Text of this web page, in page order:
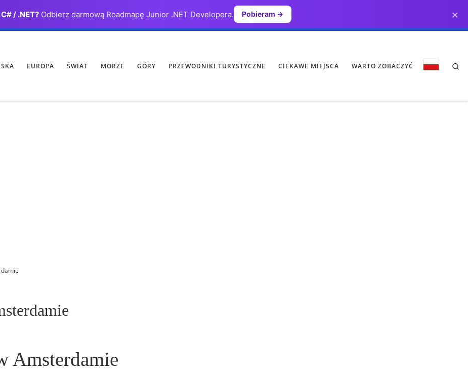
/ .NET?Odbierz darmową Roadmapę Junior .NET Developera. Pobieram → ×
EUROPA ŚWIAT MORZE GÓRY PRZEWODNIKI TURYSTYCZNE CIEKAWE MIEJSCA WARTO ZOBACZYĆ
Amsterdamie